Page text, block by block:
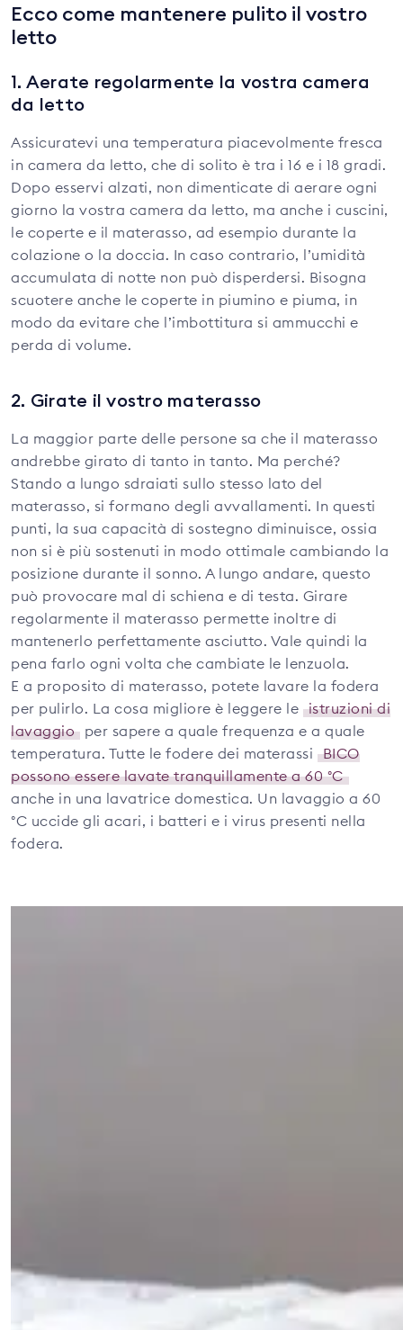
Ecco come mantenere pulito il vostro
letto
1. Aerate regolarmente la vostra camera
da letto
Assicuratevi una temperatura piacevolmente fresca
in camera da letto, che di solito è tra i 16 e i 18 gradi.
Dopo esservi alzati, non dimenticate di aerare ogni
giorno la vostra camera da letto, ma anche i cuscini,
le coperte e il materasso, ad esempio durante la
colazione o la doccia. In caso contrario, l’umidità
accumulata di notte non può disperdersi. Bisogna
scuotere anche le coperte in piumino e piuma, in
modo da evitare che l’imbottitura si ammucchi e
perda di volume.
2. Girate il vostro materasso
La maggior parte delle persone sa che il materasso
andrebbe girato di tanto in tanto. Ma perché?
Stando a lungo sdraiati sullo stesso lato del
materasso, si formano degli avvallamenti. In questi
punti, la sua capacità di sostegno diminuisce, ossia
non si è più sostenuti in modo ottimale cambiando la
posizione durante il sonno. A lungo andare, questo
può provocare mal di schiena e di testa. Girare
regolarmente il materasso permette inoltre di
mantenerlo perfettamente asciutto. Vale quindi la
pena farlo ogni volta che cambiate le lenzuola.
E a proposito di materasso, potete lavare la fodera
per pulirlo. La cosa migliore è leggere le istruzioni di
lavaggio per sapere a quale frequenza e a quale
temperatura. Tutte le fodere dei materassi BICO
possono essere lavate tranquillamente a 60 °C
anche in una lavatrice domestica. Un lavaggio a 60
°C uccide gli acari, i batteri e i virus presenti nella
fodera.